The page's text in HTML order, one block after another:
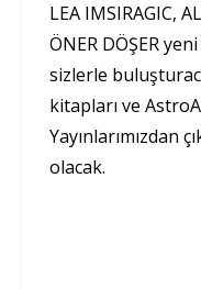
LEA IMSIRAGIC,
ÖNER DÖŞER
sizlerle
kitapları ve
Yayınlarımızdan
olacak.